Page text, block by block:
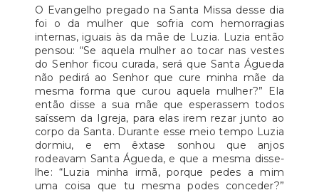
O Evangelho pregado na Santa Missa desse dia
foi o da mulher que sofria com hemorragias
internas, iguais às da mãe de Luzia. Luzia então
pensou: “Se aquela mulher ao tocar nas vestes
do Senhor ficou curada, será que Santa Águeda
não pedirá ao Senhor que cure minha mãe da
mesma forma que curou aquela mulher?” Ela
então disse a sua mãe que esperassem todos
saíssem da Igreja, para elas irem rezar junto ao
corpo da Santa. Durante esse meio tempo Luzia
dormiu, e em êxtase sonhou que anjos
rodeavam Santa Águeda, e que a mesma disse-
lhe: “Luzia minha irmã, porque pedes a mim
uma coisa que tu mesma podes conceder?”